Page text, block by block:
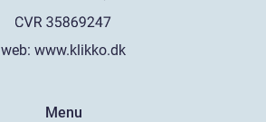
web: www.klikko.dk
Menu